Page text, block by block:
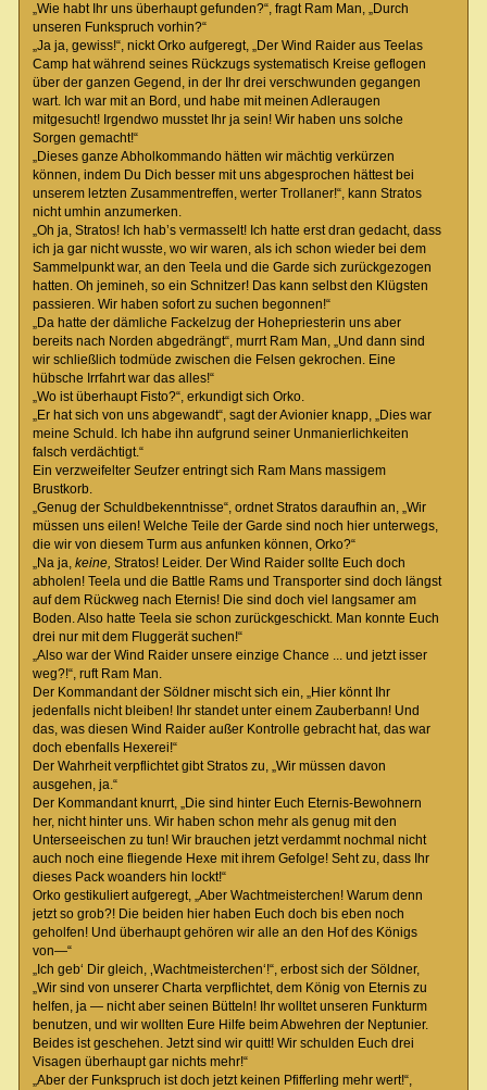
„Wie habt Ihr uns überhaupt gefunden?“, fragt Ram Man, „Durch
unseren Funkspruch vorhin?“
„Ja ja, gewiss!“, nickt Orko aufgeregt, „Der Wind Raider aus Teelas
Camp hat während seines Rückzugs systematisch Kreise geflogen
über der ganzen Gegend, in der Ihr drei verschwunden gegangen
wart. Ich war mit an Bord, und habe mit meinen Adleraugen
mitgesucht! Irgendwo musstet Ihr ja sein! Wir haben uns solche
Sorgen gemacht!“
„Dieses ganze Abholkommando hätten wir mächtig verkürzen
können, indem Du Dich besser mit uns abgesprochen hättest bei
unserem letzten Zusammentreffen, werter Trollaner!“, kann Stratos
nicht umhin anzumerken.
„Oh ja, Stratos! Ich hab’s vermasselt! Ich hatte erst dran gedacht, dass
ich ja gar nicht wusste, wo wir waren, als ich schon wieder bei dem
Sammelpunkt war, an den Teela und die Garde sich zurückgezogen
hatten. Oh jemineh, so ein Schnitzer! Das kann selbst den Klügsten
passieren. Wir haben sofort zu suchen begonnen!“
„Da hatte der dämliche Fackelzug der Hohepriesterin uns aber
bereits nach Norden abgedrängt“, murrt Ram Man, „Und dann sind
wir schließlich todmüde zwischen die Felsen gekrochen. Eine
hübsche Irrfahrt war das alles!“
„Wo ist überhaupt Fisto?“, erkundigt sich Orko.
„Er hat sich von uns abgewandt“, sagt der Avionier knapp, „Dies war
meine Schuld. Ich habe ihn aufgrund seiner Unmanierlichkeiten
falsch verdächtigt.“
Ein verzweifelter Seufzer entringt sich Ram Mans massigem
Brustkorb.
„Genug der Schuldbekenntnisse“, ordnet Stratos daraufhin an, „Wir
müssen uns eilen! Welche Teile der Garde sind noch hier unterwegs,
die wir von diesem Turm aus anfunken können, Orko?“
„Na ja, keine, Stratos! Leider. Der Wind Raider sollte Euch doch
abholen! Teela und die Battle Rams und Transporter sind doch längst
auf dem Rückweg nach Eternis! Die sind doch viel langsamer am
Boden. Also hatte Teela sie schon zurückgeschickt. Man konnte Euch
drei nur mit dem Fluggerät suchen!“
„Also war der Wind Raider unsere einzige Chance ... und jetzt isser
weg?!“, ruft Ram Man.
Der Kommandant der Söldner mischt sich ein, „Hier könnt Ihr
jedenfalls nicht bleiben! Ihr standet unter einem Zauberbann! Und
das, was diesen Wind Raider außer Kontrolle gebracht hat, das war
doch ebenfalls Hexerei!“
Der Wahrheit verpflichtet gibt Stratos zu, „Wir müssen davon
ausgehen, ja.“
Der Kommandant knurrt, „Die sind hinter Euch Eternis-Bewohnern
her, nicht hinter uns. Wir haben schon mehr als genug mit den
Unterseeischen zu tun! Wir brauchen jetzt verdammt nochmal nicht
auch noch eine fliegende Hexe mit ihrem Gefolge! Seht zu, dass Ihr
dieses Pack woanders hin lockt!“
Orko gestikuliert aufgeregt, „Aber Wachtmeisterchen! Warum denn
jetzt so grob?! Die beiden hier haben Euch doch bis eben noch
geholfen! Und überhaupt gehören wir alle an den Hof des Königs
von—“
„Ich geb‘ Dir gleich, ‚Wachtmeisterchen‘!“, erbost sich der Söldner,
„Wir sind von unserer Charta verpflichtet, dem König von Eternis zu
helfen, ja — nicht aber seinen Bütteln! Ihr wolltet unseren Funkturm
benutzen, und wir wollten Eure Hilfe beim Abwehren der Neptunier.
Beides ist geschehen. Jetzt sind wir quitt! Wir schulden Euch drei
Visagen überhaupt gar nichts mehr!“
„Aber der Funkspruch ist doch jetzt keinen Pfifferling mehr wert!“,